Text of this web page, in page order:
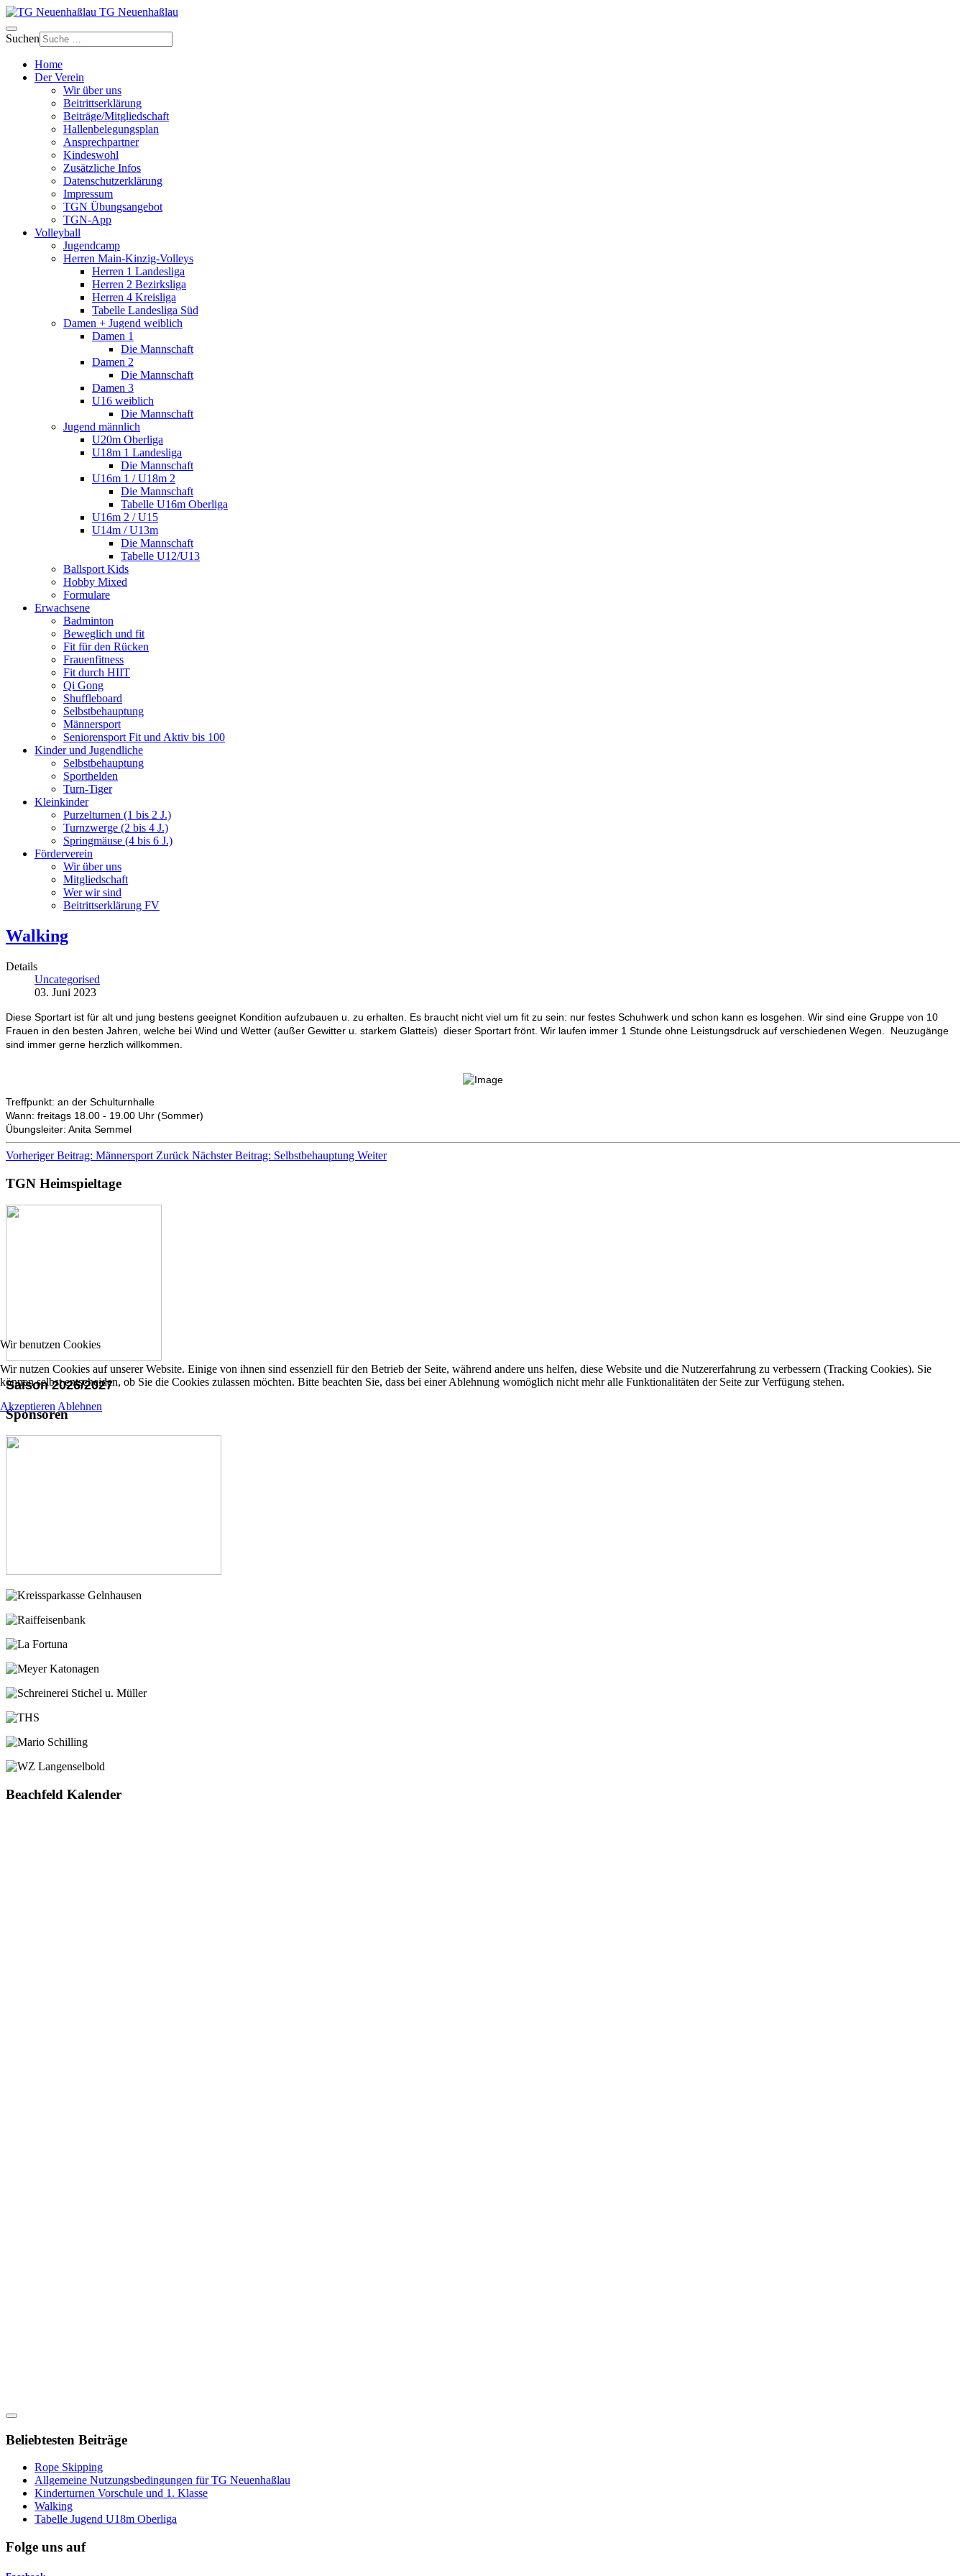
TG Neuenhaßlau
Suchen
Home
Der Verein
Wir über uns
Beitrittserklärung
Beiträge/Mitgliedschaft
Hallenbelegungsplan
Ansprechpartner
Kindeswohl
Zusätzliche Infos
Datenschutzerklärung
Impressum
TGN Übungsangebot
TGN-App
Volleyball
Jugendcamp
Herren Main-Kinzig-Volleys
Herren 1 Landesliga
Herren 2 Bezirksliga
Herren 4 Kreisliga
Tabelle Landesliga Süd
Damen + Jugend weiblich
Damen 1
Die Mannschaft
Damen 2
Die Mannschaft
Damen 3
U16 weiblich
Die Mannschaft
Jugend männlich
U20m Oberliga
U18m 1 Landesliga
Die Mannschaft
U16m 1 / U18m 2
Die Mannschaft
Tabelle U16m Oberliga
U16m 2 / U15
U14m / U13m
Die Mannschaft
Tabelle U12/U13
Ballsport Kids
Hobby Mixed
Formulare
Erwachsene
Badminton
Beweglich und fit
Fit für den Rücken
Frauenfitness
Fit durch HIIT
Qi Gong
Shuffleboard
Selbstbehauptung
Männersport
Seniorensport Fit und Aktiv bis 100
Kinder und Jugendliche
Selbstbehauptung
Sporthelden
Turn-Tiger
Kleinkinder
Purzelturnen (1 bis 2 J.)
Turnzwerge (2 bis 4 J.)
Springmäuse (4 bis 6 J.)
Förderverein
Wir über uns
Mitgliedschaft
Wer wir sind
Beitrittserklärung FV
Walking
Details
Uncategorised
03. Juni 2023
Diese Sportart ist für alt und jung bestens geeignet Kondition aufzubauen u. zu erhalten. Es braucht nicht viel um fit zu sein: nur festes Schuhwerk und schon kann es losgehen. Wir sind eine Gruppe von 10
Frauen in den besten Jahren, welche bei Wind und Wetter (außer Gewitter u. starkem Glatteis) dieser Sportart frönt. Wir laufen immer 1 Stunde ohne Leistungsdruck auf verschiedenen Wegen. Neuzugänge
sind immer gerne herzlich willkommen.
Treffpunkt: an der Schulturnhalle
Wann: freitags 18.00 - 19.00 Uhr (Sommer)
Übungsleiter: Anita Semmel
Vorheriger Beitrag: Männersport Zurück Nächster Beitrag: Selbstbehauptung Weiter
TGN Heimspieltage
Saison 2026/2027
Sponsoren
Beachfeld Kalender
Beliebtesten Beiträge
Rope Skipping
Allgemeine Nutzungsbedingungen für TG Neuenhaßlau
Kinderturnen Vorschule und 1. Klasse
Walking
Tabelle Jugend U18m Oberliga
Folge uns auf
Wir benutzen Cookies
Wir nutzen Cookies auf unserer Website. Einige von ihnen sind essenziell für den Betrieb der Seite, während andere uns helfen, diese Website und die Nutzererfahrung zu verbessern (Tracking Cookies). Sie
können selbst entscheiden, ob Sie die Cookies zulassen möchten. Bitte beachten Sie, dass bei einer Ablehnung womöglich nicht mehr alle Funktionalitäten der Seite zur Verfügung stehen.
Akzeptieren Ablehnen